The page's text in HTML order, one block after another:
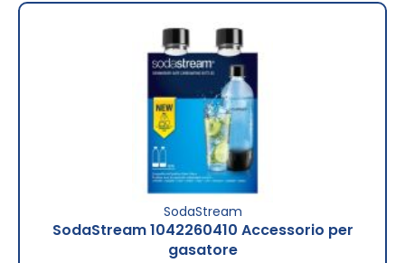
SodaStream
SodaStream 1042260410 Accessorio per
gasatore